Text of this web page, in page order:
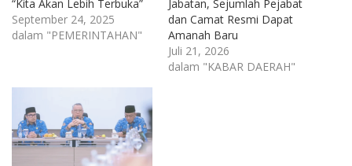
“Kita Akan Lebih Terbuka”
September 24, 2025
dalam "PEMERINTAHAN"
Jabatan, Sejumlah Pejabat
dan Camat Resmi Dapat
Amanah Baru
Juli 21, 2026
dalam "KABAR DAERAH"